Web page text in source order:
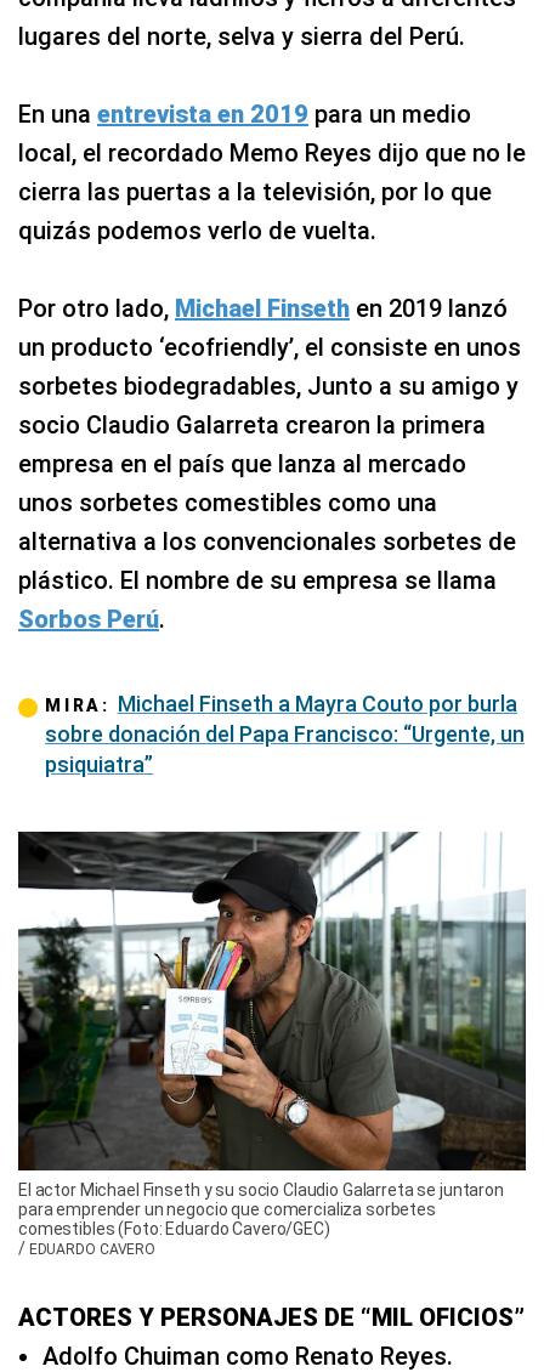
lugares del norte, selva y sierra del Perú.
En una entrevista en 2019 para un medio
local, el recordado Memo Reyes dijo que no le
cierra las puertas a la televisión, por lo que
quizás podemos verlo de vuelta.
Por otro lado, Michael Finseth en 2019 lanzó
un producto ‘ecofriendly’, el consiste en unos
sorbetes biodegradables, Junto a su amigo y
socio Claudio Galarreta crearon la primera
empresa en el país que lanza al mercado
unos sorbetes comestibles como una
alternativa a los convencionales sorbetes de
plástico. El nombre de su empresa se llama
Sorbos Perú.
MIRA: Michael Finseth a Mayra Couto por burla
sobre donación del Papa Francisco: “Urgente, un
psiquiatra”
El actor Michael Finseth y su socio Claudio Galarreta se juntaron
para emprender un negocio que comercializa sorbetes
comestibles (Foto: Eduardo Cavero/GEC)
/ EDUARDO CAVERO
ACTORES Y PERSONAJES DE “MIL OFICIOS”
Adolfo Chuiman como Renato Reyes.